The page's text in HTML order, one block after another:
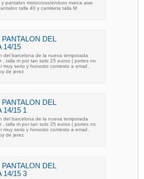
pantalon motocross/enduro marca asw
talla 40 y camiseta talla M
DEL
14/15
del barcelona de la nueva temporada
, talla m por tan solo 25 euros ( portes no
muy serio y honesto contesto a email ,
de jerez
DEL
14/15 1
del barcelona de la nueva temporada
, talla m por tan solo 25 euros ( portes no
muy serio y honesto contesto a email ,
de jerez
DEL
14/15 3